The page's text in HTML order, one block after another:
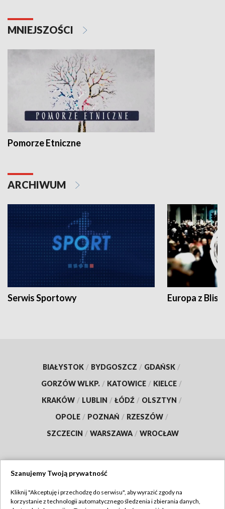
MNIEJSZOŚCI
Pomorze Etniczne
ARCHIWUM
Serwis Sportowy Europa z
BIAŁYSTOK / BYDGOSZCZ / GDAŃSK /
GORZÓW WLKP. / KATOWICE / KIELCE /
KRAKÓW / LUBLIN / ŁÓDŹ / OLSZTYN /
OPOLE / POZNAŃ / RZESZÓW /
SZCZECIN / WARSZAWA / WROCŁAW
TVP
Szanujemy Twoją prywatność
Kliknij "Akceptuję i przechodzę do serwisu", aby wyrazić zgody na
korzystanie z technologii automatycznego śledzenia i zbierania danych,